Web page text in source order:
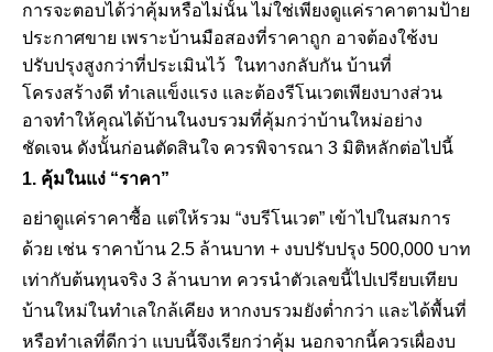
การจะตอบได้ว่าคุ้มหรือไม่นั้น ไม่ใช่เพียงดูแค่ราคาตามป้าย
ประกาศขาย เพราะบ้านมือสองที่ราคาถูก อาจต้องใช้งบ
ปรับปรุงสูงกว่าที่ประเมินไว้ ในทางกลับกัน บ้านที่
โครงสร้างดี ทำเลแข็งแรง และต้องรีโนเวตเพียงบางส่วน
อาจทำให้คุณได้บ้านในงบรวมที่คุ้มกว่าบ้านใหม่อย่าง
ชัดเจน ดังนั้นก่อนตัดสินใจ ควรพิจารณา 3 มิติหลักต่อไปนี้
1. คุ้มในแง่ “ราคา”
อย่าดูแค่ราคาซื้อ แต่ให้รวม “งบรีโนเวต” เข้าไปในสมการ
ด้วย เช่น ราคาบ้าน 2.5 ล้านบาท + งบปรับปรุง 500,000 บาท
เท่ากับต้นทุนจริง 3 ล้านบาท ควรนำตัวเลขนี้ไปเปรียบเทียบ
บ้านใหม่ในทำเลใกล้เคียง หากงบรวมยังต่ำกว่า และได้พื้นที่
หรือทำเลที่ดีกว่า แบบนี้จึงเรียกว่าคุ้ม นอกจากนี้ควรเผื่องบ